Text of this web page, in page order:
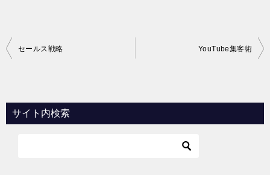
投
ビ
ゲ
セールス戦略 YouTube集客術
サイト内検索